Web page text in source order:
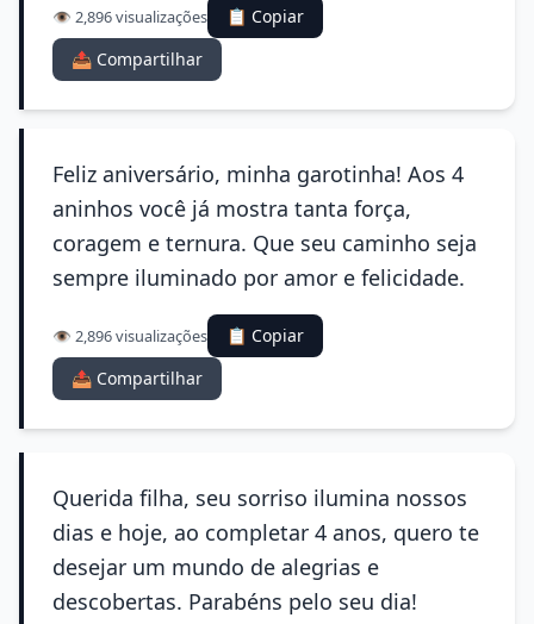
👁️ 2,896 visualizações
📋 Copiar
📤 Compartilhar
Feliz aniversário, minha garotinha! Aos 4
aninhos você já mostra tanta força,
coragem e ternura. Que seu caminho seja
sempre iluminado por amor e felicidade.
👁️ 2,896 visualizações
📋 Copiar
📤 Compartilhar
Querida filha, seu sorriso ilumina nossos
dias e hoje, ao completar 4 anos, quero te
desejar um mundo de alegrias e
descobertas. Parabéns pelo seu dia!